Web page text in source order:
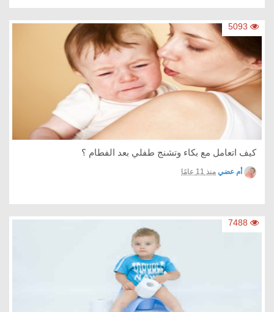
5093
كيف اتعامل مع بكاء وتشنج طفلي بعد الفطام ؟
أم عضي منذ 11 عامًا
7488